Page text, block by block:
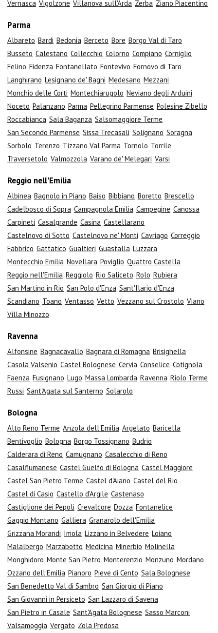
Vernasca Vigolzone Villanova sull'Arda Zerba Ziano Piacentino
Parma
Albareto Bardi Bedonia Berceto Bore Borgo Val di Taro
Busseto Calestano Collecchio Colorno Compiano Corniglio
Felino Fidenza Fontanellato Fontevivo Fornovo di Taro
Langhirano Lesignano de' Bagni Medesano Mezzani
Monchio delle Corti Montechiarugolo Neviano degli Arduini
Noceto Palanzano Parma Pellegrino Parmense Polesine Zibello
Roccabianca Sala Baganza Salsomaggiore Terme
San Secondo Parmense Sissa Trecasali Solignano Soragna
Sorbolo Terenzo Tizzano Val Parma Tornolo Torrile
Traversetolo Valmozzola Varano de' Melegari Varsi
Reggio nell'Emilia
Albinea Bagnolo in Piano Baiso Bibbiano Boretto Brescello
Cadelbosco di Sopra Campagnola Emilia Campegine Canossa
Carpineti Casalgrande Casina Castellarano
Castelnovo di Sotto Castelnovo ne' Monti Cavriago Correggio
Fabbrico Gattatico Gualtieri Guastalla Luzzara
Montecchio Emilia Novellara Poviglio Quattro Castella
Reggio nell'Emilia Reggiolo Rio Saliceto Rolo Rubiera
San Martino in Rio San Polo d'Enza Sant'Ilario d'Enza
Scandiano Toano Ventasso Vetto Vezzano sul Crostolo Viano
Villa Minozzo
Ravenna
Alfonsine Bagnacavallo Bagnara di Romagna Brisighella
Casola Valsenio Castel Bolognese Cervia Conselice Cotignola
Faenza Fusignano Lugo Massa Lombarda Ravenna Riolo Terme
Russi Sant'Agata sul Santerno Solarolo
Bologna
Alto Reno Terme Anzola dell'Emilia Argelato Baricella
Bentivoglio Bologna Borgo Tossignano Budrio
Calderara di Reno Camugnano Casalecchio di Reno
Casalfiumanese Castel Guelfo di Bologna Castel Maggiore
Castel San Pietro Terme Castel d'Aiano Castel del Rio
Castel di Casio Castello d'Argile Castenaso
Castiglione dei Pepoli Crevalcore Dozza Fontanelice
Gaggio Montano Galliera Granarolo dell'Emilia
Grizzana Morandi Imola Lizzano in Belvedere Loiano
Malalbergo Marzabotto Medicina Minerbio Molinella
Monghidoro Monte San Pietro Monterenzio Monzuno Mordano
Ozzano dell'Emilia Pianoro Pieve di Cento Sala Bolognese
San Benedetto Val di Sambro San Giorgio di Piano
San Giovanni in Persiceto San Lazzaro di Savena
San Pietro in Casale Sant'Agata Bolognese Sasso Marconi
Valsamoggia Vergato Zola Predosa